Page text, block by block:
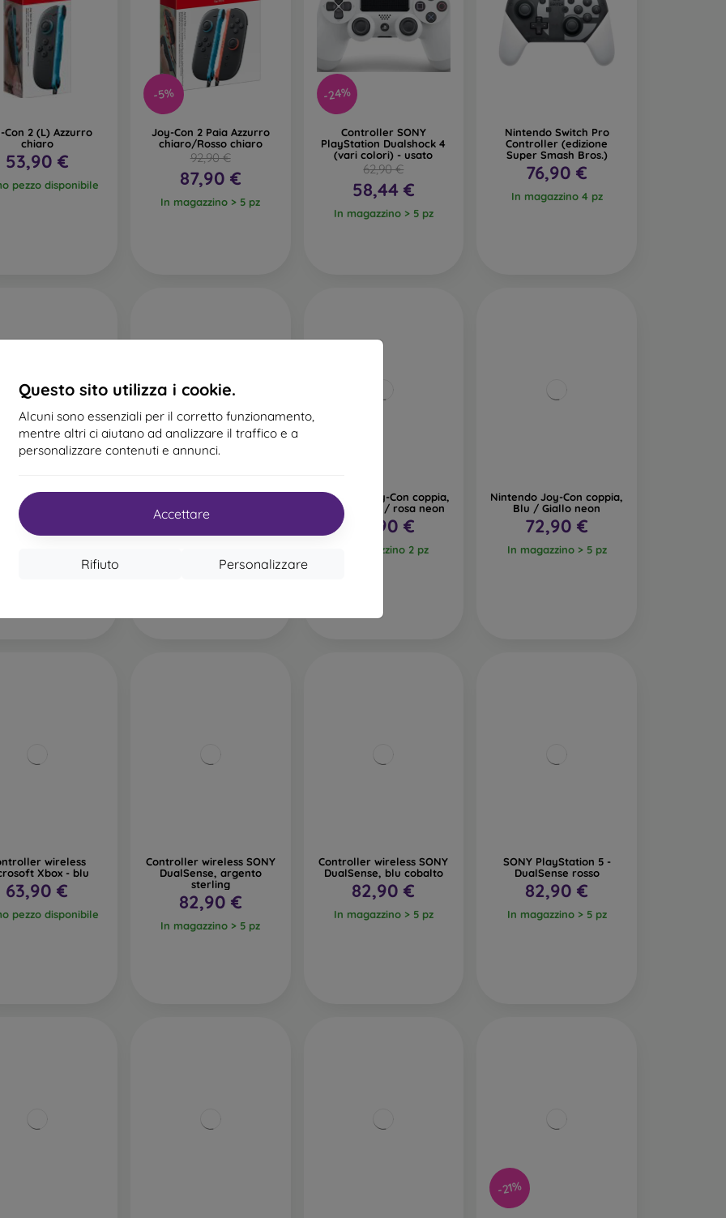
Questo sito utilizza i cookie.
Alcuni sono essenziali per il corretto funzionamento,
mentre altri ci aiutano ad analizzare il traffico e a
personalizzare contenuti e annunci.
Accettare
Personalizzare
Rifiuto
Con 2 (L) Azzurro
chiaro
53,90 €
pezzo disponibile
-5%
Joy-Con 2 Paia Azzurro
chiaro/Rosso chiaro
92,90 €
87,90 €
In magazzino > 5 pz
-24%
Controller SONY
PlayStation Dualshock 4
(vari colori) - usato
62,90 €
58,44 €
In magazzino > 5 pz
Nintendo Switch Pro
Controller (edizione
Super Smash Bros.)
76,90 €
In magazzino 4 pz
Joy-Con coppia,
pastello / verde
pastello
72,90 €
magazzino 3 pz
Nintendo Joy-Con coppia,
rosa pastello / giallo
pastello
72,90 €
Ultimo pezzo disponibile
Nintendo Joy-Con coppia,
verde neon / rosa neon
75,90 €
In magazzino 2 pz
Nintendo Joy-Con coppia,
Blu / Giallo neon
72,90 €
In magazzino > 5 pz
wireless
Xbox - blu
63,90 €
pezzo disponibile
Controller wireless SONY
DualSense, argento
sterling
82,90 €
In magazzino > 5 pz
Controller wireless SONY
DualSense, blu cobalto
82,90 €
In magazzino > 5 pz
SONY PlayStation 5 -
DualSense rosso
82,90 €
In magazzino > 5 pz
-21%